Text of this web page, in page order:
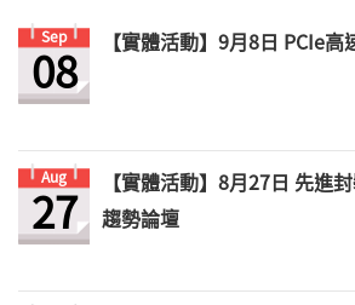
Sep
08 【實體活動】9月8日 PCIe
Aug
27
【實體活動】8月27日 先進
趨勢論壇